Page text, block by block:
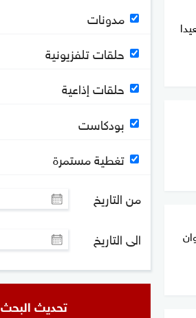
مدونات
حلقات تلفزيونية
حلقات إذاعية
بودكاست
تغطية مستمرة
من التاريخ
الى التاريخ
تحديث البحث